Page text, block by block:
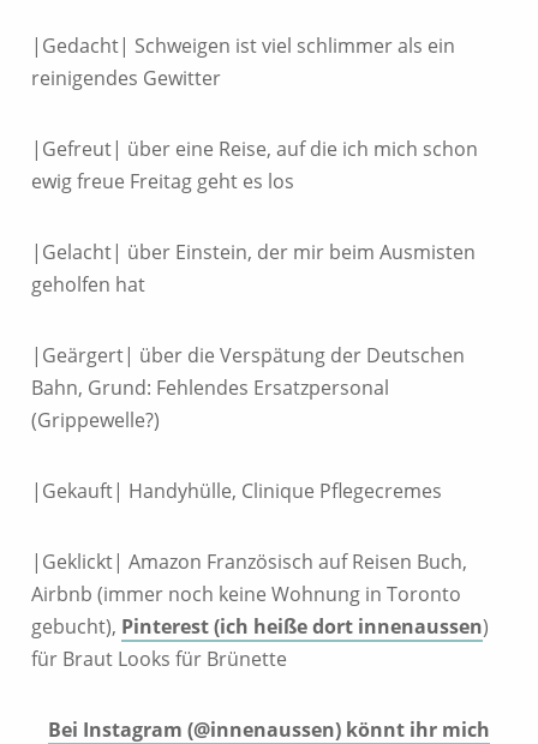
|Gedacht| Schweigen ist viel schlimmer als ein
reinigendes Gewitter
|Gefreut| über eine Reise, auf die ich mich schon
ewig freue Freitag geht es los
|Gelacht| über Einstein, der mir beim Ausmisten
geholfen hat
|Geärgert| über die Verspätung der Deutschen
Bahn, Grund: Fehlendes Ersatzpersonal
(Grippewelle?)
|Gekauft| Handyhülle, Clinique Pflegecremes
|Geklickt| Amazon Französisch auf Reisen Buch,
Airbnb (immer noch keine Wohnung in Toronto
gebucht), Pinterest (ich heiße dort innenaussen)
für Braut Looks für Brünette
Bei Instagram (@innenaussen) könnt ihr mich